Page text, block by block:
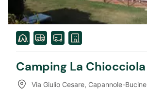
Camping La Chiocciola
Via Giulio Cesare, Capannole-Bucine